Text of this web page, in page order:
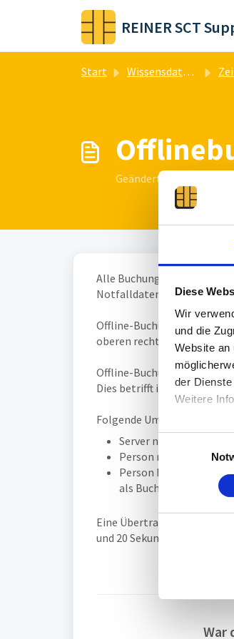
Diese
Wir
und die
Website an
der
Weitere
i
n
w
l
u
Zum hauptsächlichen Inhalt
REINER SCT
Start Wissensdatenbank
Geändert am Di, 16 Jul,
Alle Buchungen, egal ob
Notfalldaten abgelegt.
Offline-Buchungen sind
oberen rechten Eck anzeigt.
Offline-Buchungen wurden
Dies betrifft im
Folgende Umstände
Server nicht
Person nicht
Person hat keine
als Buchung, die
Eine Übertragung der
und 20 Sekunden nicht
War